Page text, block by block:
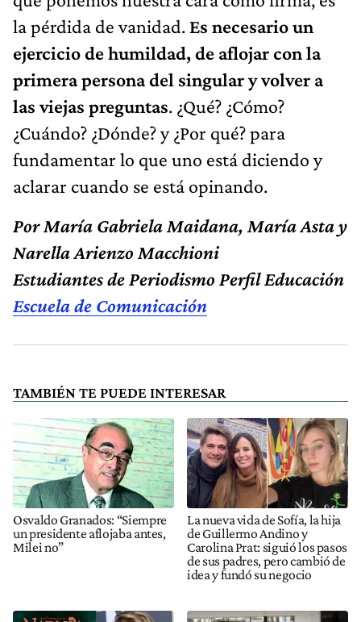
la pérdida de vanidad. Es necesario un
ejercicio de humildad, de aflojar con la
primera persona del singular y volver a
las viejas preguntas. ¿Qué? ¿Cómo?
¿Cuándo? ¿Dónde? y ¿Por qué? para
fundamentar lo que uno está diciendo y
aclarar cuando se está opinando.
Por María Gabriela Maidana, María Asta y
Narella Arienzo Macchioni
Estudiantes de Periodismo Perfil Educación
Escuela de Comunicación
TAMBIÉN TE PUEDE INTERESAR
Osvaldo Granados: “Siempre
un presidente aflojaba antes,
Milei no”
La nueva vida de Sofía, la hija
de Guillermo Andino y
Carolina Prat: siguió los pasos
de sus padres, pero cambió de
idea y fundó su negocio